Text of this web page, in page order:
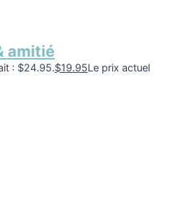
amitié
: $24.95.$19.95Le prix actuel